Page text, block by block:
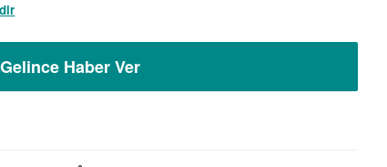
Gelince Haber Ver